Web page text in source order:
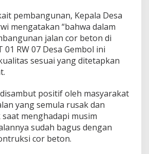
pembangunan, Kepala Desa
mengatakan “bahwa dalam
jalan cor beton di
RW 07 Desa Gembol ini
sesuai yang ditetapkan
positif oleh masyarakat
yang semula rusak dan
menghadapi musim
sudah bagus dengan
cor beton.